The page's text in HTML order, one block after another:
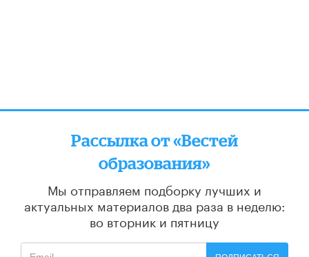
Рассылка от «Вестей
образования»
Мы отправляем подборку лучших и
актуальных материалов два раза в неделю:
во вторник и пятницу